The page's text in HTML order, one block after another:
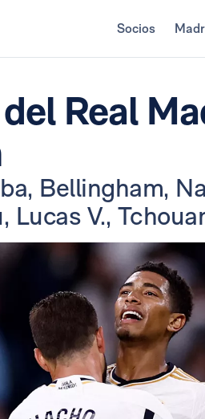
Socios
Real
Bellingham,
Lucas V.,